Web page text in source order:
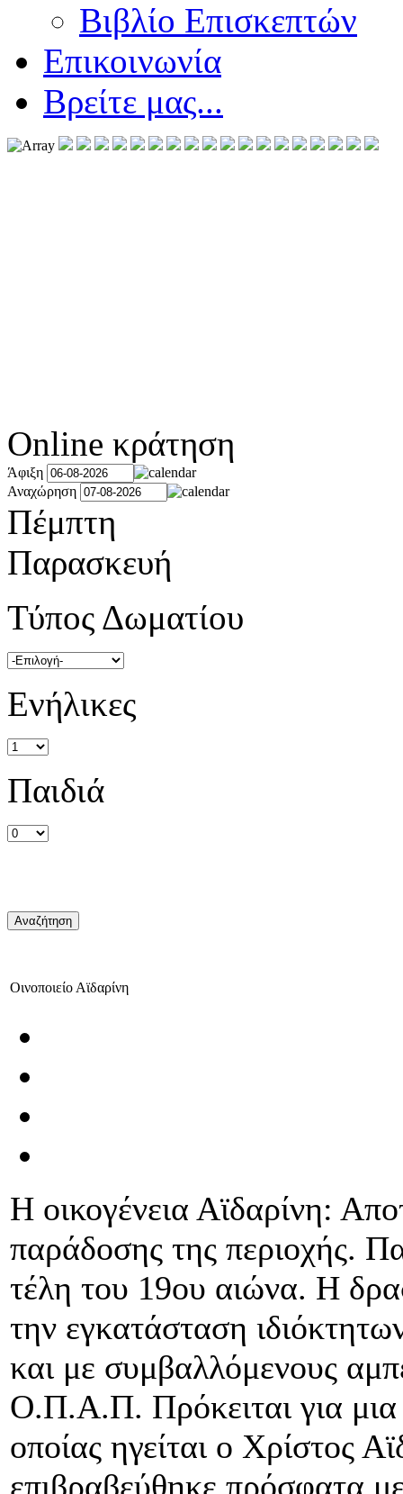
Βιβλίο Επισκεπτών
Επικοινωνία
Βρείτε μας...
Online κράτηση
Άφιξη
Αναχώρηση
Πέμπτη
Παρασκευή
Τύπος Δωματίου
Ενήλικες
Παιδιά
Οινοποιείο Αϊδαρίνη
Η οικογένεια Αϊδαρίνη:
παράδοσης της περιοχής.
τέλη του 19ου αιώνα. Η
την εγκατάσταση
και με συμβαλλόμενους
Ο.Π.Α.Π. Πρόκειται για μια
οποίας ηγείται ο Χρίστος
επιβραβεύθηκε πρόσφατα